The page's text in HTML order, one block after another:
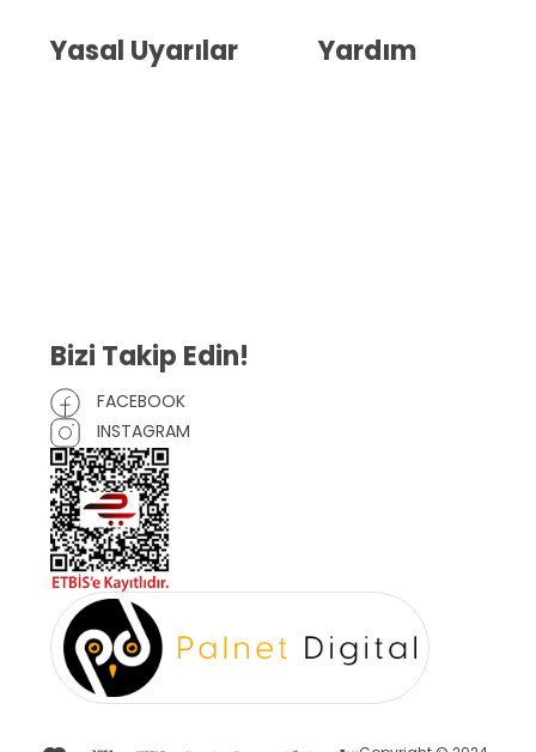
Yasal Uyarılar Yardım
Bizi Takip Edin!
FACEBOOK
INSTAGRAM